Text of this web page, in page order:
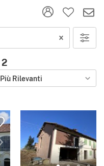
2
Più Rilevanti